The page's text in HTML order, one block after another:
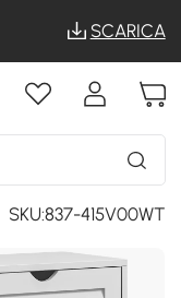
SCARICA
SKU:837-415V00WT